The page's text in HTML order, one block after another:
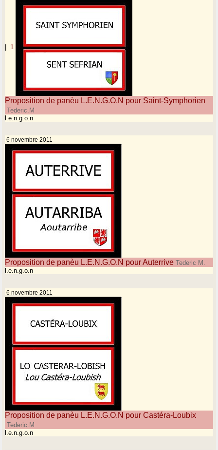
| 1
Proposition de panèu L.E.N.G.O.N pour Saint-Symphorien
Tederic.M
l.e.n.g.o.n
6 novembre 2011
Proposition de panèu L.E.N.G.O.N pour Auterrive Tederic M.
l.e.n.g.o.n
6 novembre 2011
Proposition de panèu L.E.N.G.O.N pour Castéra-Loubix
Tederic.M
l.e.n.g.o.n